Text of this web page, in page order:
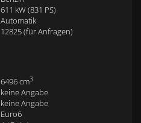
611 kW (831 PS)
Automatik
12825 (für Anfragen)
6496 cm3
keine Angabe
keine Angabe
Euro6